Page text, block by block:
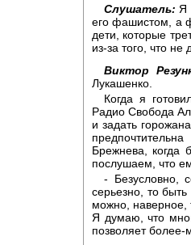
Слушатель: Я
его фашистом, а
дети, которые
из-за того, что
Виктор
Лукашенко.
Когда я
Радио Свобода
и задать
Брежнева, когда
послушаем, что
- Безусловно,
серьезно, то
можно, наверное,
Я думаю, что
позволяет